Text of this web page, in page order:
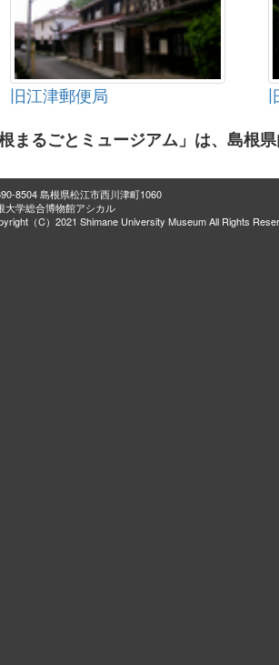
旧江津郵便局
根まるごとミュージアム」は、島根
8504 島根県松江市西川津町1060
大学総合博物館アシカル
（C）2021 Shimane University Museum All Rights